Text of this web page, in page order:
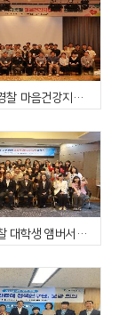
제2회 자치경찰 마음건강지킴 교육(9.25.~9.26.)
경북자치경찰 대학생 앰버서더 4기 워크숍